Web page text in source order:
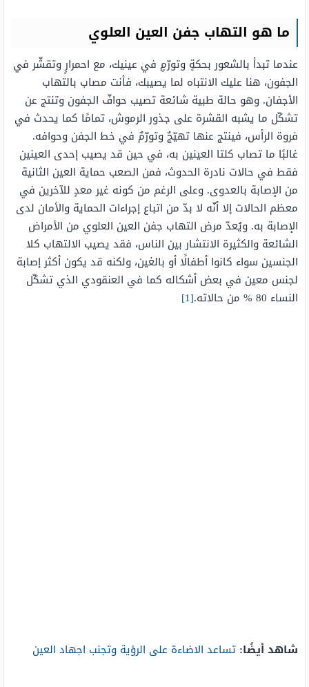
ما هو التهاب جفن العين العلوي
عندما تبدأ بالشعور بحكةٍ وتورّمٍ في عينيك، مع احمرارٍ وتقشّر في
الجفون، هنا عليك الانتباه لما يصيبك، فأنت مصاب بالتهاب
الأجفان. وهو حالة طبية شائعة تصيب حوافّ الجفون وتنتج عن
تشكّل ما يشبه القشرة على جذور الرموش، تمامًا كما يحدث في
فروة الرأس، فينتج عنها تهيّجٌ وتورّمٌ في خط الجفن وحوافه.
غالبًا ما تصاب كلتا العينين به، في حين قد يصيب إحدى العينين
فقط في حالات نادرة الحدوث، فمن الصعب حماية العين الثانية
من الإصابة بالعدوى. وعلى الرغم من كونه غير معدٍ للآخرين في
معظم الحالات إلا أنّه لا بدّ من اتباع إجراءات الحماية والأمان لدى
الإصابة به. ويُعدّ مرض التهاب جفن العين العلوي من الأمراض
الشائعة والكثيرة الانتشار بين الناس، فقد يصيب الالتهاب كلا
الجنسين سواء كانوا أطفالًا أو بالغين، ولكنه قد يكون أكثر إصابة
لجنس معين في بعض أشكاله كما في العنقودي الذي تشكّل
النساء 80 % من حالاته.
[1]
شاهد أيضًا: تساعد الاضاءة على الرؤية وتجنب اجهاد العين